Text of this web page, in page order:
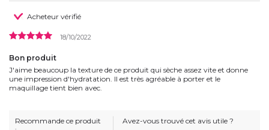
Acheteur vérifié
18/10/2022
Bon produit
J'aime beaucoup la texture de ce produit qui sèche assez vite et donne
une impression d'hydratation. Il est très agréable à porter et le
maquillage tient bien avec.
Recommande ce produit
Avez-vous trouvé cet avis utile ?